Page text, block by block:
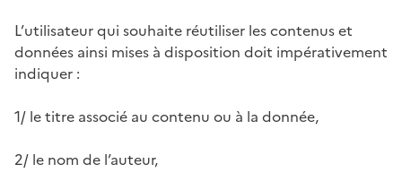
L’utilisateur qui souhaite réutiliser les contenus et
données ainsi mises à disposition doit impérativement
indiquer :
1/ le titre associé au contenu ou à la donnée,
2/ le nom de l’auteur,